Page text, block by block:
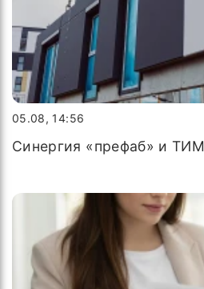
05.08, 14:56
Синергия «префаб» и ТИМ